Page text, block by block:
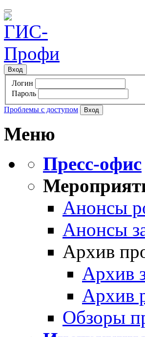
Вход
Логин
Пароль
Проблемы с доступом
Меню
Пресс-офис
Анонсы
Анонсы
Архив
Архив
Архив
Обзоры